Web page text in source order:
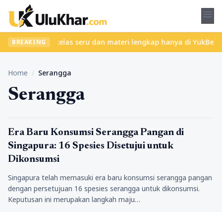
menu
BREAKING
Temukan kelas seru dan materi lengkap hanya di
Home / Serangga
Serangga
Wisata Kuliner
Era Baru Konsumsi Serangga Pangan di
Singapura: 16 Spesies Disetujui untuk
Dikonsumsi
Singapura telah memasuki era baru konsumsi serangga pangan
dengan persetujuan 16 spesies serangga untuk dikonsumsi.
Keputusan ini merupakan langkah maju…